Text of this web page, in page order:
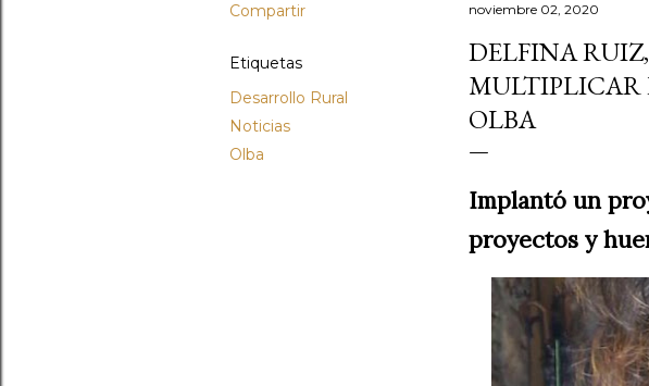
Compartir
Etiquetas
Desarrollo Rural
Noticias
Olba
noviembre 02, 2020
DELFINA
MULTIPLICAR
OLBA
Implantó un
proyectos y